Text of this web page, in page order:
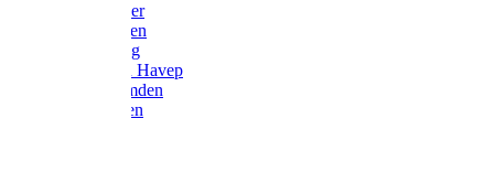
Bodywarmer
Werkbroeken
Zaagkleding
Werkjassen Havep
Thermohemden
Overhemden